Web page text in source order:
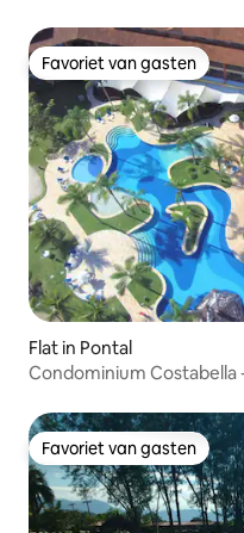
Favoriet van gasten
Favoriet van gasten
Flat in Pontal
Condominium Costabella
Favoriet van gasten
Favoriet van gasten